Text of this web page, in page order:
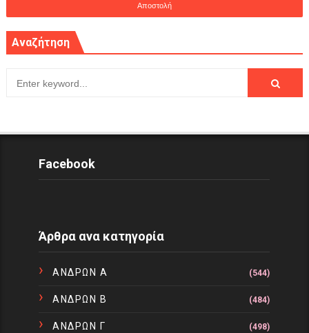
Αναζήτηση
Facebook
Άρθρα ανα κατηγορία
ΑΝΔΡΩΝ Α (544)
ΑΝΔΡΩΝ Β (484)
ΑΝΔΡΩΝ Γ (498)